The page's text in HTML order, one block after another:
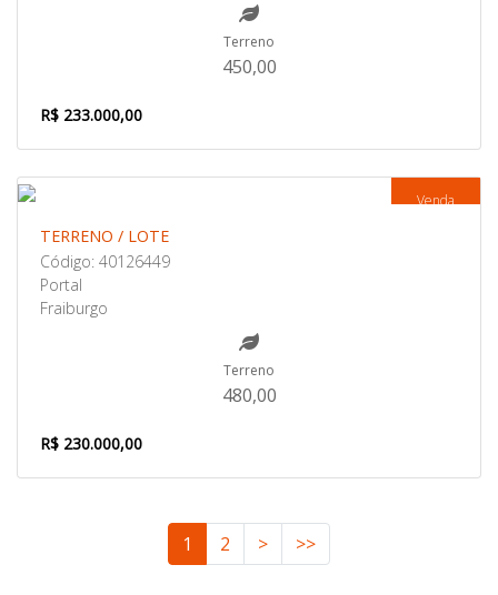
Terreno
450,00
R$ 233.000,00
Venda
TERRENO / LOTE
Código: 40126449
Portal
Fraiburgo
Terreno
480,00
R$ 230.000,00
1 2 > >>